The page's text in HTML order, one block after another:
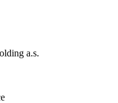
a.s.